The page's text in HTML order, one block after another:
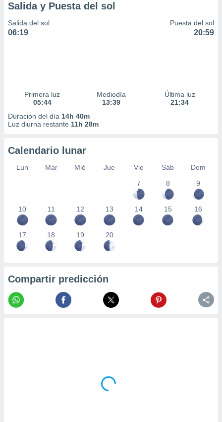
Salida y Puesta del sol
Salida del sol
06:19
Puesta del sol
20:59
Primera luz
05:44
Mediodía
13:39
Última luz
21:34
Duración del día 14h 40m
Luz diurna restante 11h 28m
Calendario lunar
Lun Mar Mié Jue Vie Sáb
Dom
7
8 9
10 11 12 13 14 15 16
17 18 19 20
Compartir predicción